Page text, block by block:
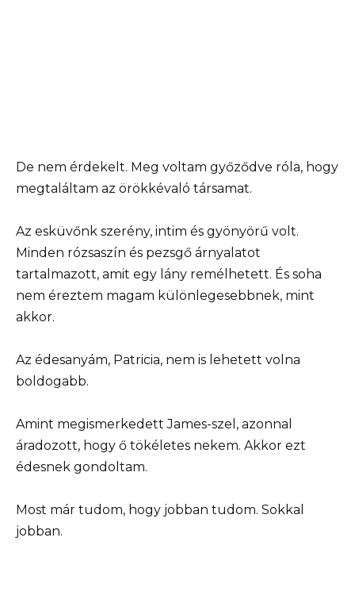
De nem érdekelt. Meg voltam győződve róla, hogy
megtaláltam az örökkévaló társamat.
Az esküvőnk szerény, intim és gyönyörű volt.
Minden rózsaszín és pezsgő árnyalatot
tartalmazott, amit egy lány remélhetett. És soha
nem éreztem magam különlegesebbnek, mint
akkor.
Az édesanyám, Patricia, nem is lehetett volna
boldogabb.
Amint megismerkedett James-szel, azonnal
áradozott, hogy ő tökéletes nekem. Akkor ezt
édesnek gondoltam.
Most már tudom, hogy jobban tudom. Sokkal
jobban.